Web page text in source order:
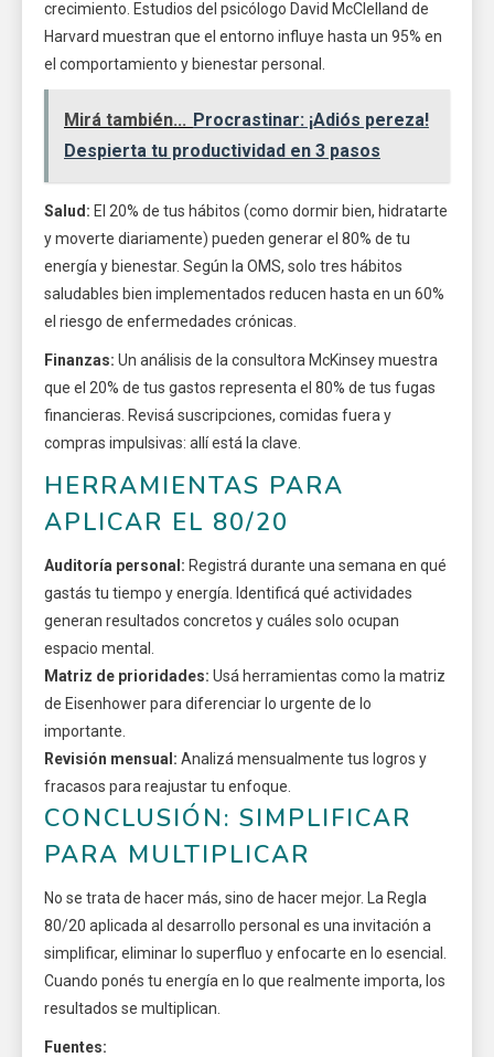
crecimiento. Estudios del psicólogo David McClelland de
Harvard muestran que el entorno influye hasta un 95% en
el comportamiento y bienestar personal.
Mirá también... Procrastinar: ¡Adiós pereza!
Despierta tu productividad en 3 pasos
Salud: El 20% de tus hábitos (como dormir bien, hidratarte
y moverte diariamente) pueden generar el 80% de tu
energía y bienestar. Según la OMS, solo tres hábitos
saludables bien implementados reducen hasta en un 60%
el riesgo de enfermedades crónicas.
Finanzas: Un análisis de la consultora McKinsey muestra
que el 20% de tus gastos representa el 80% de tus fugas
financieras. Revisá suscripciones, comidas fuera y
compras impulsivas: allí está la clave.
HERRAMIENTAS PARA
APLICAR EL 80/20
Auditoría personal: Registrá durante una semana en qué
gastás tu tiempo y energía. Identificá qué actividades
generan resultados concretos y cuáles solo ocupan
espacio mental.
Matriz de prioridades: Usá herramientas como la matriz
de Eisenhower para diferenciar lo urgente de lo
importante.
Revisión mensual: Analizá mensualmente tus logros y
fracasos para reajustar tu enfoque.
CONCLUSIÓN: SIMPLIFICAR
PARA MULTIPLICAR
No se trata de hacer más, sino de hacer mejor. La Regla
80/20 aplicada al desarrollo personal es una invitación a
simplificar, eliminar lo superfluo y enfocarte en lo esencial.
Cuando ponés tu energía en lo que realmente importa, los
resultados se multiplican.
Fuentes: